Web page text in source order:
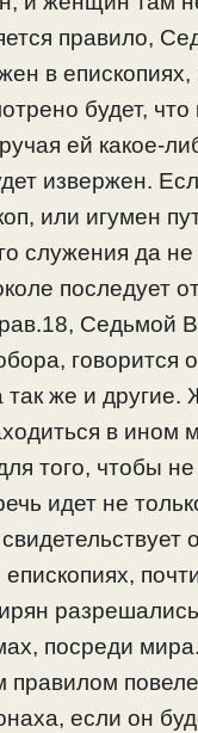
правило,
в епископиях,
будет,
ей какое-
извержен.
или игумен
служения да
последует
Седьмой
говорится
так же и
в ином
того, чтобы
идет не
епископиях,
посреди
правилом
если он